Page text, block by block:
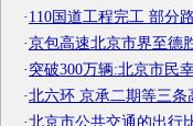
·110国道工程完工 部分
·京包高速北京市界至德
·突破300万辆:北京市民
·北六环 京承二期等三条
·北京市公共交通的出行